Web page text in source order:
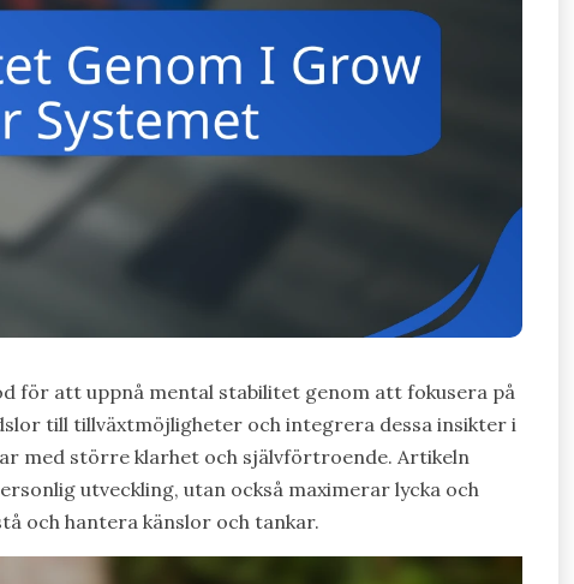
för att uppnå mental stabilitet genom att fokusera på
till tillväxtmöjligheter och integrera dessa insikter i
med större klarhet och självförtroende. Artikeln
utveckling, utan också maximerar lycka och
och hantera känslor och tankar.